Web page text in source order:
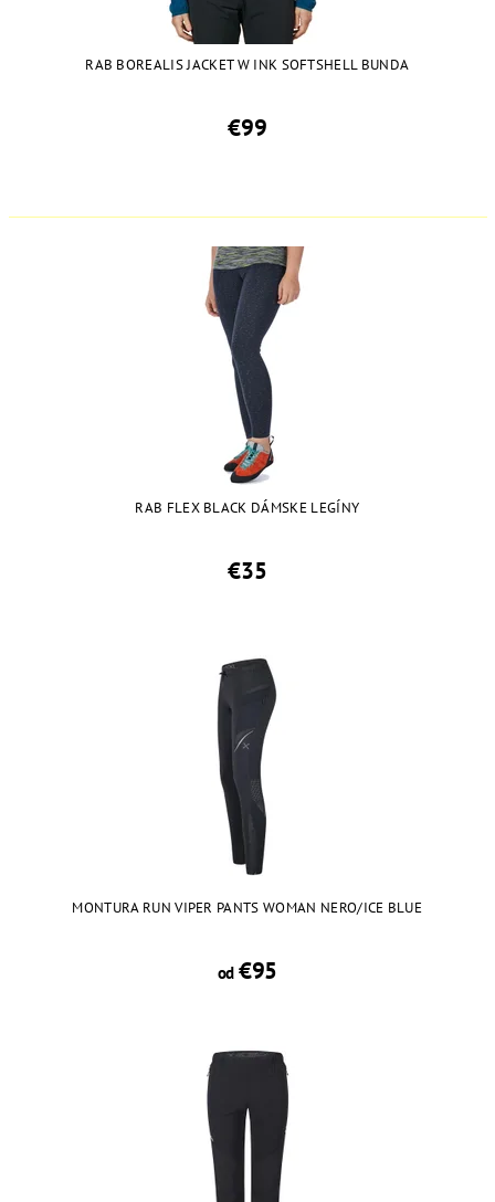
RAB BOREALIS JACKET W INK SOFTSHELL BUNDA
€99
RAB FLEX BLACK DÁMSKE LEGÍNY
€35
MONTURA RUN VIPER PANTS WOMAN NERO/ICE BLUE
od€95